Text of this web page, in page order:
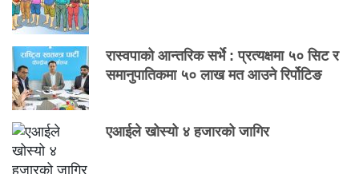
रास्वपाको आन्तरिक सर्भे : प्रत्यक्षमा ५० सिट र
समानुपातिकमा ५० लाख मत आउने रिर्पोटिङ
एआईले खोस्यो ४ हजारको जागिर